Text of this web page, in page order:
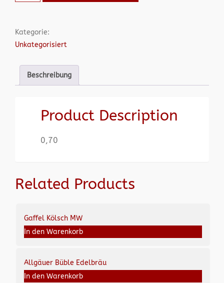
Kategorie:
Unkategorisiert
Beschreibung
Product Description
0,70
Related Products
Gaffel Kölsch MW
In den Warenkorb
Allgäuer Büble Edelbräu
In den Warenkorb